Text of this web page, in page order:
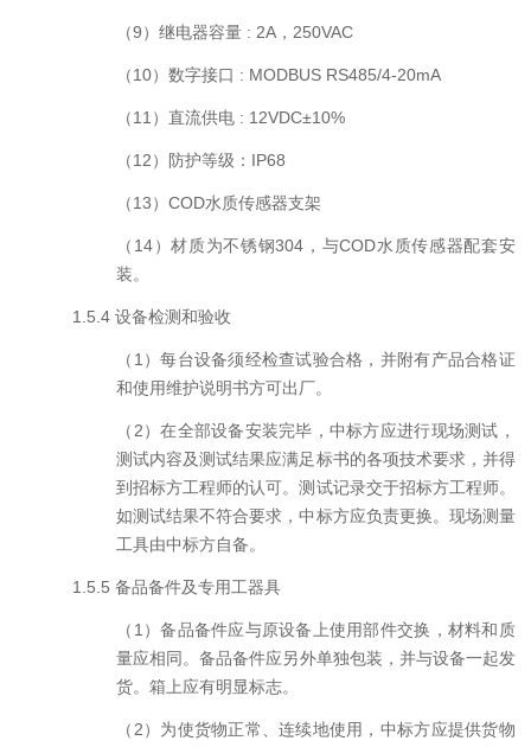
（9）继电器容量 : 2A ， 250VAC
（10）数字接口 : MODBUS RS485/4-20mA
（11 ）直流供电 : 12VDC±10%
（12）防护等级： IP68
（13）COD水质传感器支架
（ 14）材质为不锈钢304 ，与COD水质传感器配套安
装。
1.5.4设备检测和验收
（ 1 ）每台设备须经检查试验合格，并附有产品合格证
和使用维护说明书方可出厂。
（ 2）在全部设备安装完毕，中标方应进行现场测试，
测试内容及测试结果应满足标书的各项技术要求，并得
到招标方工程师的认可。测试记录交于招标方工程师。
如测试结果不符合要求，中标方应负责更换。现场测量
工具由中标方自备。
1.5. 5备品备件及专用工器具
（ 1 ）备品备件应与原设备上使用部件交换，材料和质
量应相同。备品备件应另外单独包装，并与设备一起发
货。箱上应有明显标志。
（ 2）为使货物正常、连续地使用，中标方应提供货物